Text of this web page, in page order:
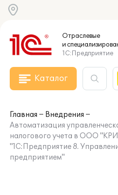
Отраслевые
и
1С:Предприятие
Каталог
Главная
Внедрения
Автоматизация
налогового учета в ООО
"1С:Предприятие 8.
предприятием"